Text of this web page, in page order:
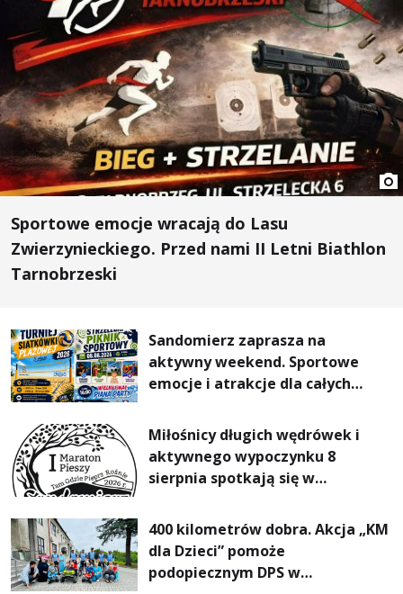
Sportowe emocje wracają do Lasu
Zwierzynieckiego. Przed nami II Letni Biathlon
Tarnobrzeski
Sandomierz zaprasza na
aktywny weekend. Sportowe
emocje i atrakcje dla całych
Miłośnicy długich wędrówek i
aktywnego wypoczynku 8
sierpnia spotkają się w
Pieszym „Tam Gdzie Pieprz
Rośnie”
400 kilometrów dobra. Akcja „KM
dla Dzieci” pomoże
podopiecznym DPS w